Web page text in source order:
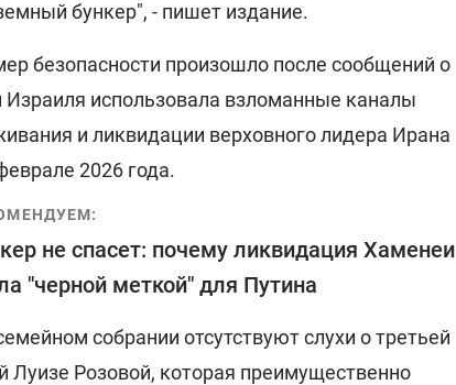
бункер", - пишет издание.
безопасности произошло после сообщений о
использовала взломанные каналы
и ликвидации верховного лидера Ирана
2026 года.
не спасет: почему ликвидация Хаменеи
"черной меткой" для Путина
собрании отсутствуют слухи о третьей
Луизе Розовой, которая преимущественно